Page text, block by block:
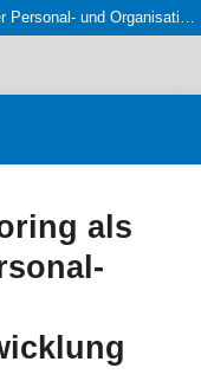
Peer-to-Peer-Mentoring als Instrument der Personal- und Organisationsentwicklung